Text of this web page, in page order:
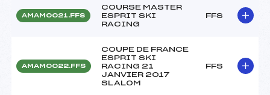
AMAM0021.FFS
COURSE MASTER
ESPRIT SKI
RACING
FFS
AMAM0022.FFS
COUPE DE FRANCE
ESPRIT SKI
RACING 21
JANVIER 2017
SLALOM
FFS